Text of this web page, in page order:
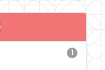
1